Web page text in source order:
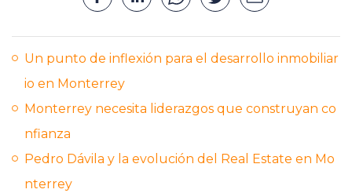
Un punto de inflexión para el desarrollo inmobiliar
io en Monterrey
Monterrey necesita liderazgos que construyan co
nfianza
Pedro Dávila y la evolución del Real Estate en Mo
nterrey